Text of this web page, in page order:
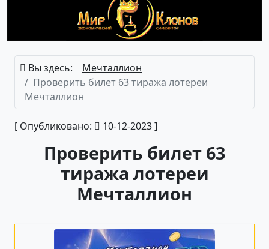
Вы здесь:
Мечталлион
Проверить билет 63 тиража лотереи
Мечталлион
[ Опубликовано: 10-12-2023 ]
Проверить билет 63
тиража лотереи
Мечталлион